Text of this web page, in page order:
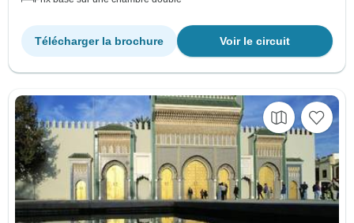
Voir le circuit
Télécharger la brochure